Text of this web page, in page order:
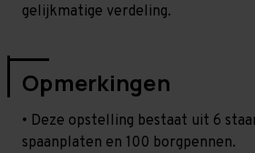
gelijkmatige verdeling.
Opmerkingen
• Deze opstelling bestaat uit 6
spaanplaten en 100 borgpennen.